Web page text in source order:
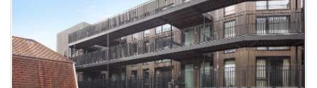
binnen 15
minuten
reageren.
Stekkies helpt
je hierbij!